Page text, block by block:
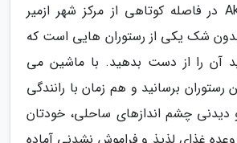
رستوران Akinin Yeri در فاصله کوتاهی از مرکز شهر ازمیر
شک یکی از رستوران هایی است که
آن را از دست بدهید. با ماشین می
رستوران برسانید و هم زمان با رانندگی
دیدنی چشم اندازهای ساحلی، خودتان